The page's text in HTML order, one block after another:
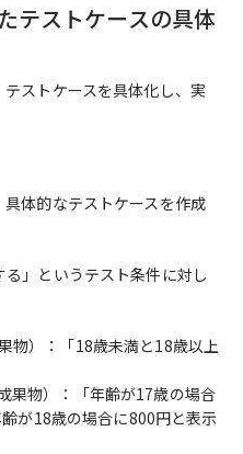
テストケースの具体
ストケースを具体化し、実
体的なテストケースを作成
」というテスト条件に対し
物）：「18歳未満と18歳以上
果物）：「年齢が17歳の場合
が18歳の場合に800円と表示